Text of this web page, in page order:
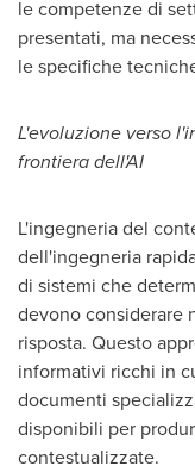
le competenze di
presentati, ma
le specifiche
L'evoluzione verso
frontiera dell'AI
L'ingegneria del
dell'ingegneria
di sistemi che
devono considerare
risposta. Questo
informativi ricchi in
documenti
disponibili per
contestualizzate.